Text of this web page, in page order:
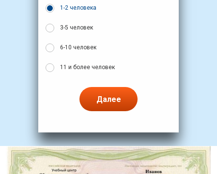
1-2 человека
3-5 человек
6-10 человек
11 и более человек
Далее